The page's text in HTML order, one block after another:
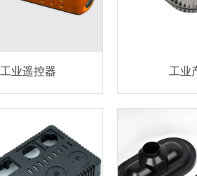
工业遥控器 工业